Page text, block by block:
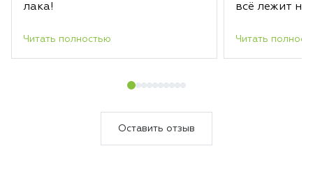
лака!
Читать полностью
всё лежит на
Читать
Оставить отзыв